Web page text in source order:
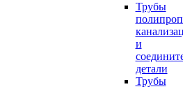
Трубы
и
детали
Трубы